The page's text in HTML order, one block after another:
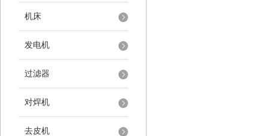
机床
发电机
过滤器
对焊机
去皮机